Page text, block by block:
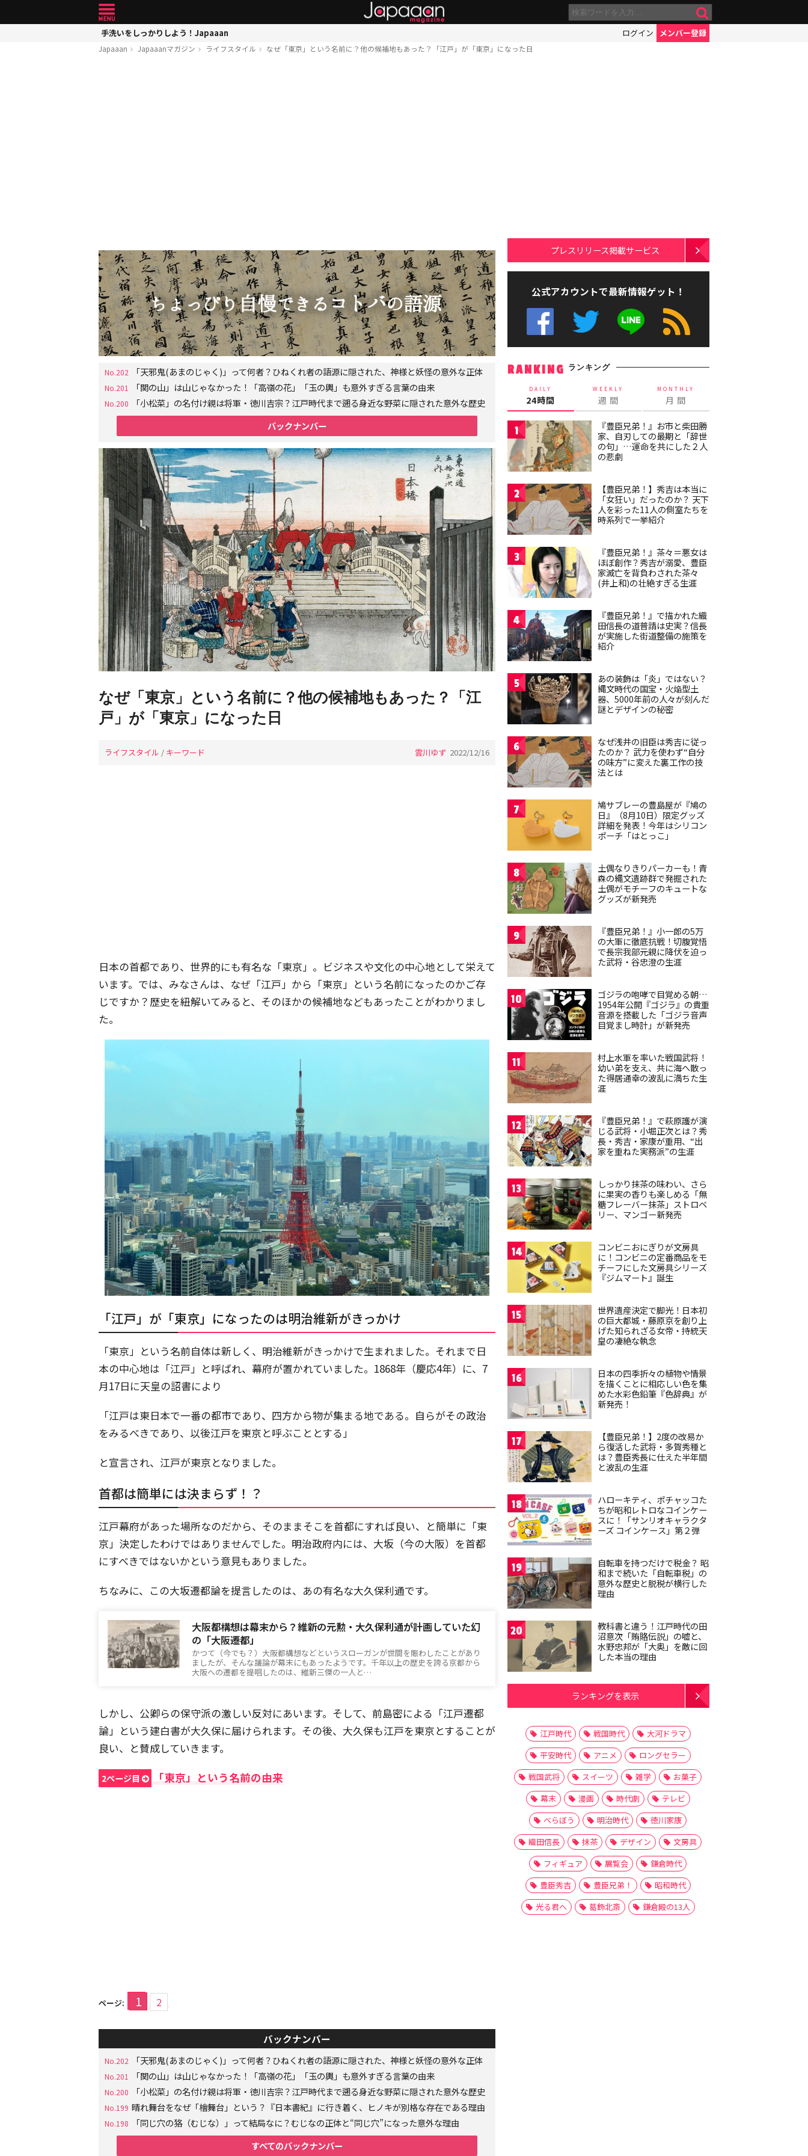
手洗いをしっかりしよう！Japaaan ログイン メンバー登録
Japaaan Japaaanマガジン ライフスタイル なぜ「東京」という名前に？他の候補地もあった？「江戸」が「東京」になった日
No.202 「天邪鬼(あまのじゃく)」って何者？ひねくれ者の語源に隠された、神様と妖怪の意外な正体
No.201 「関の山」は山じゃなかった！「高嶺の花」「玉の輿」も意外すぎる言葉の由来
No.200
「小松菜」の名付け親は将軍・徳川吉宗？江戸時代まで遡る身近な野菜に隠された意外な歴史
バックナンバー
なぜ「東京」という名前に？他の候補地もあった？「江
戸」が「東京」になった日
ライフスタイル / キーワード 雲川ゆず 2022/12/16
日本の首都であり、世界的にも有名な「東京」。ビジネスや文化の中心地として栄えて
います。では、みなさんは、なぜ「江戸」から「東京」という名前になったのかご存
じですか？歴史を紐解いてみると、そのほかの候補地などもあったことがわかりまし
た。
「江戸」が「東京」になったのは明治維新がきっかけ
「東京」という名前自体は新しく、明治維新がきっかけで生まれました。それまで日
本の中心地は「江戸」と呼ばれ、幕府が置かれていました。1868年（慶応4年）に、7
月17日に天皇の詔書により
「江戸は東日本で一番の都市であり、四方から物が集まる地である。自らがその政治
をみるべきであり、以後江戸を東京と呼ぶこととする」
と宣言され、江戸が東京となりました。
首都は簡単には決まらず！？
江戸幕府があった場所なのだから、そのままそこを首都にすれば良い、と簡単に「東
京」決定したわけではありませんでした。明治政府内には、大坂（今の大阪）を首都
にすべきではないかという意見もありました。
ちなみに、この大坂遷都論を提言したのは、あの有名な大久保利通です。
大阪都構想は幕末から？維新の元勲・大久保利通が計画していた幻
の「大阪遷都」
かつて（今でも？）大阪都構想などというスローガンが世間を賑わしたことがあり
ましたが、そんな議論が幕末にもあったようです。千年以上の歴史を誇る京都から
大阪への遷都を提唱したのは、維新三傑の一人と…
しかし、公卿らの保守派の激しい反対にあいます。そして、前島密による「江戸遷都
論」という建白書が大久保に届けられます。その後、大久保も江戸を東京とすることが
良い、と賛成していきます。
2ページ目 「東京」という名前の由来
ページ: 1 2
バックナンバー
No.202 「天邪鬼(あまのじゃく)」って何者？ひねくれ者の語源に隠された、神様と妖怪の意外な正体
No.201 「関の山」は山じゃなかった！「高嶺の花」「玉の輿」も意外すぎる言葉の由来
No.200 「小松菜」の名付け親は将軍・徳川吉宗？江戸時代まで遡る身近な野菜に隠された意外な歴史
No.199 晴れ舞台をなぜ「檜舞台」という？『日本書紀』に行き着く、ヒノキが別格な存在である理由
No.198
「同じ穴の狢（むじな）」って結局なに？むじなの正体と“同じ穴”になった意外な理由
すべてのバックナンバー
プレスリリース掲載サービス
公式アカウントで最新情報ゲット！
RANKING ランキング
DAILY
24時間
WEEKLY
週 間
MONTHLY
月 間
1
『豊臣兄弟！』お市と柴田勝
家、自刃しての最期と「辞世
の句」…運命を共にした２人
の悲劇
2
【豊臣兄弟！】秀吉は本当に
「女狂い」だったのか？ 天下
人を彩った11人の側室たちを
時系列で一挙紹介
3
『豊臣兄弟！』茶々＝悪女は
ほぼ創作？秀吉が溺愛、豊臣
家滅亡を背負わされた茶々
(井上和)の壮絶すぎる生涯
4
『豊臣兄弟！』で描かれた織
田信長の道普請は史実？信長
が実施した街道整備の施策を
紹介
5
あの装飾は「炎」ではない？
縄文時代の国宝・火焔型土
器、5000年前の人々が刻んだ
謎とデザインの秘密
6
なぜ浅井の旧臣は秀吉に従っ
たのか？ 武力を使わず“自分
の味方”に変えた裏工作の技
法とは
7
鳩サブレーの豊島屋が『鳩の
日』（8月10日）限定グッズ
詳細を発表！今年はシリコン
ポーチ「はとっこ」
8
土偶なりきりパーカーも！青
森の縄文遺跡群で発掘された
土偶がモチーフのキュートな
グッズが新発売
9
『豊臣兄弟！』小一郎の5万
の大軍に徹底抗戦！切腹覚悟
で長宗我部元親に降伏を迫っ
た武将・谷忠澄の生涯
10
ゴジラの咆哮で目覚める朝…
1954年公開『ゴジラ』の貴重
音源を搭載した「ゴジラ音声
目覚まし時計」が新発売
11
村上水軍を率いた戦国武将！
幼い弟を支え、共に海へ散っ
た得居通幸の波乱に満ちた生
涯
12
『豊臣兄弟！』で萩原護が演
じる武将・小堀正次とは？秀
長・秀吉・家康が重用、“出
家を重ねた実務派”の生涯
13
しっかり抹茶の味わい、さら
に果実の香りも楽しめる「無
糖フレーバー抹茶」ストロベ
リー、マンゴー新発売
14
コンビニおにぎりが文房具
に！コンビニの定番商品をモ
チーフにした文房具シリーズ
『ジムマート』誕生
15
世界遺産決定で脚光！日本初
の巨大都城・藤原京を創り上
げた知られざる女帝・持統天
皇の凄絶な執念
16
日本の四季折々の植物や情景
を描くことに相応しい色を集
めた水彩色鉛筆『色辞典』が
新発売！
17
【豊臣兄弟！】2度の改易か
ら復活した武将・多賀秀種と
は？豊臣秀長に仕えた半年間
と波乱の生涯
18
ハローキティ、ポチャッコた
ちが昭和レトロなコインケー
スに！「サンリオキャラクタ
ーズ コインケース」第２弾
19
自転車を持つだけで税金？ 昭
和まで続いた「自転車税」の
意外な歴史と脱税が横行した
理由
20
教科書と違う！江戸時代の田
沼意次「賄賂伝説」の嘘と、
水野忠邦が「大奥」を敵に回
した本当の理由
ランキングを表示
江戸時代 戦国時代
大河ドラマ
平安時代
アニメ
ロングセラー
戦国武将
スイーツ 雑学
お菓子
幕末
漫画 時代劇
テレビ
べらぼう
明治時代
徳川家康
織田信長
抹茶 デザイン
文房具
フィギュア
展覧会
鎌倉時代
豊臣秀吉
豊臣兄弟！
昭和時代
光る君へ
葛飾北斎 鎌倉殿の13人